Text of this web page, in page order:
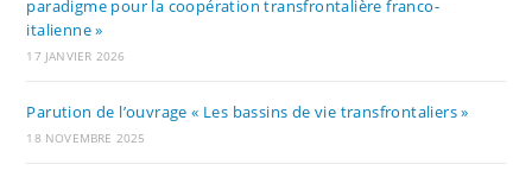
paradigme pour la coopération transfrontalière franco-
italienne »
17 JANVIER 2026
Parution de l’ouvrage « Les bassins de vie transfrontaliers »
18 NOVEMBRE 2025